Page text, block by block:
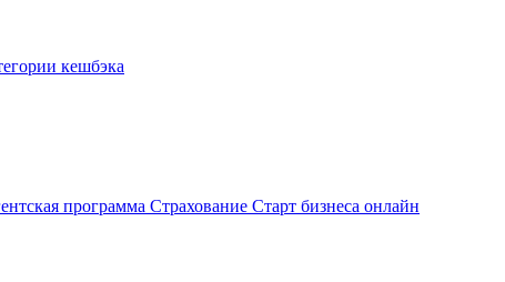
кешбэка
программа Страхование Старт бизнеса онлайн